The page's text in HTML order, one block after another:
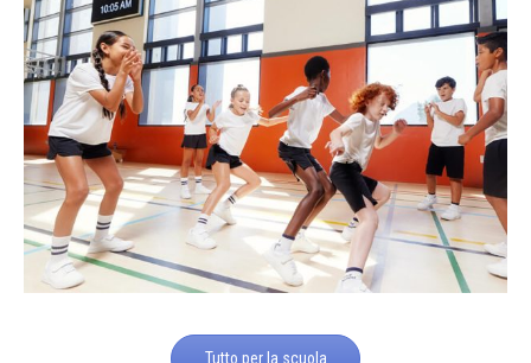
Tutto per la scuola